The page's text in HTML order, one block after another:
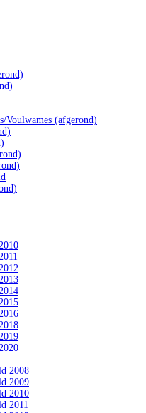
Voulwames (afgerond)
2008
2009
2010
2011